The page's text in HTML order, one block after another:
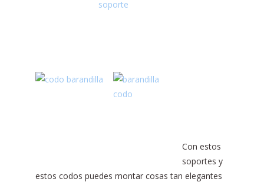
Con estos
soportes y
estos codos puedes montar cosas tan elegantes